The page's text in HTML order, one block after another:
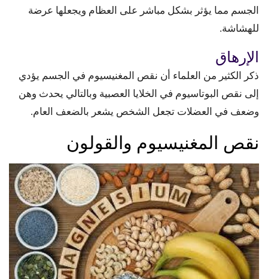
الجسم مما يؤثر بشكل مباشر على العظام ويجعلها عرضة
للهشاشة.
الإرهاق
ذكر الكثير من العلماء أن نقص المغنيسيوم في الجسم يؤدي
إلى نقص البوتاسيوم في الخلايا العصبية وبالتالي يحدث وهن
وضعف في العضلات تجعل الشخص يشعر بالضعف العام.
نقص المغنيسيوم والقولون